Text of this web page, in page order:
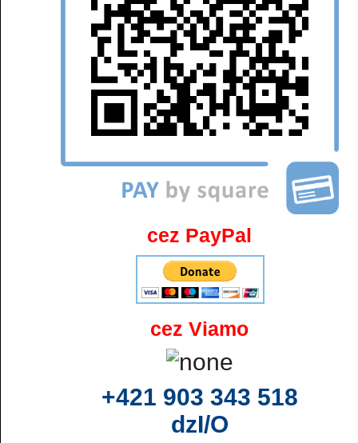
cez PayPal
cez Viamo
+421 903 343 518
dzI/O